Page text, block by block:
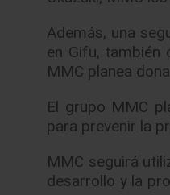
Además, una
en Gifu, también
MMC planea
El grupo MMC
para prevenir la
MMC seguirá
desarrollo y la